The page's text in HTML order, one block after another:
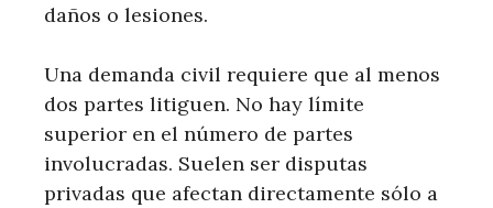
daños o lesiones.
Una demanda civil requiere que al menos
dos partes litiguen. No hay límite
superior en el número de partes
involucradas. Suelen ser disputas
privadas que afectan directamente sólo a